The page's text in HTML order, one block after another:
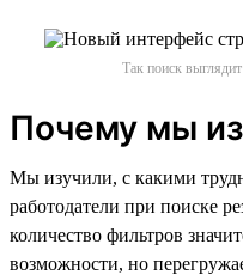
Так поиск
Почему мы
Мы изучили, с какими
работодатели при поиске
количество фильтров
возможности, но